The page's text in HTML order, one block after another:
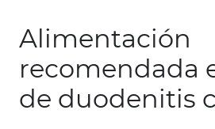
Alimentación
recomendada
de duodenitis